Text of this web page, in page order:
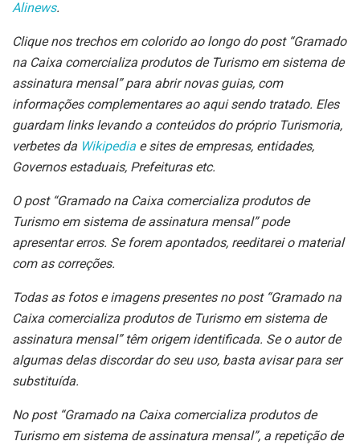
Alinews.
Clique nos trechos em colorido ao longo do post “Gramado
na Caixa comercializa produtos de Turismo em sistema de
assinatura mensal” para abrir novas guias, com
informações complementares ao aqui sendo tratado. Eles
guardam links levando a conteúdos do próprio Turismoria,
verbetes da Wikipedia e sites de empresas, entidades,
Governos estaduais, Prefeituras etc.
O post “Gramado na Caixa comercializa produtos de
Turismo em sistema de assinatura mensal” pode
apresentar erros. Se forem apontados, reeditarei o material
com as correções.
Todas as fotos e imagens presentes no post “Gramado na
Caixa comercializa produtos de Turismo em sistema de
assinatura mensal” têm origem identificada. Se o autor de
algumas delas discordar do seu uso, basta avisar para ser
substituída.
No post “Gramado na Caixa comercializa produtos de
Turismo em sistema de assinatura mensal”, a repetição de